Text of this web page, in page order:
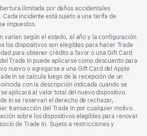
ventana
nueva)
ilimitada por daños accidentales
Cada incidente está sujeto a una tarifa de
impuestos.
varían según el estado, el año y la configuración
los dispositivos son elegibles para hacer Trade
para obtener crédito a favor o una Gift Card
Trade In puede aplicarse como descuento para
nuevo o agregarse a una Gift Card del Apple
In se calcula luego de la recepción de un
con la descripción indicada cuando se
se aplicará al valor total del nuevo dispositivo.
In se reservan el derecho de rechazar,
transacción del Trade In por cualquier motivo.
sobre los dispositivos elegibles para renovar
de Trade In. Sujeto a restricciones y